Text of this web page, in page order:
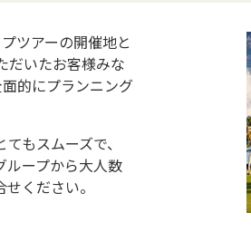
ツアーの開催地と
だいたお客様みな
的にプランニング
もスムーズで、
ループから大人数
ください。